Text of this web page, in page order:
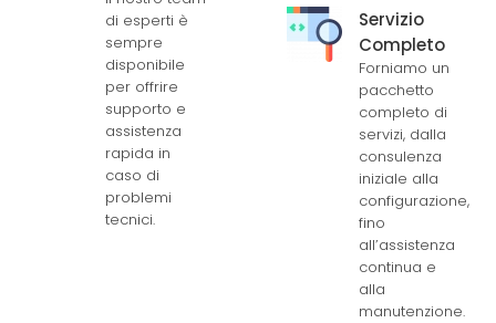
di esperti è
sempre
disponibile
per offrire
supporto e
assistenza
rapida in
caso di
problemi
tecnici.
Servizio
Completo
Forniamo un
pacchetto
completo di
servizi, dalla
consulenza
iniziale alla
configurazione,
fino
all’assistenza
continua e
alla
manutenzione.